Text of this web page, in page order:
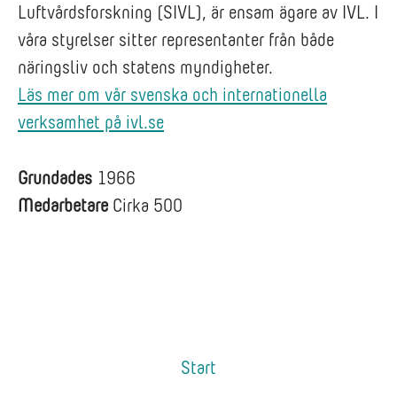
Luftvårdsforskning (SIVL), är ensam ägare av IVL. I
våra styrelser sitter representanter från både
näringsliv och statens myndigheter.
Läs mer om vår svenska och internationella
verksamhet på ivl.se
Grundades 1966
Medarbetare Cirka 500
Start